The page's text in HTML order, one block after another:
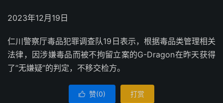
2023年12月19日
仁川警察厅毒品犯罪调查队19日表示，根据毒品类管理相关
法律，因涉嫌毒品而被不拘留立案的G-Dragon在昨天获得
了”无嫌疑”的判定，不移交检方。
 赞(0) 打赏